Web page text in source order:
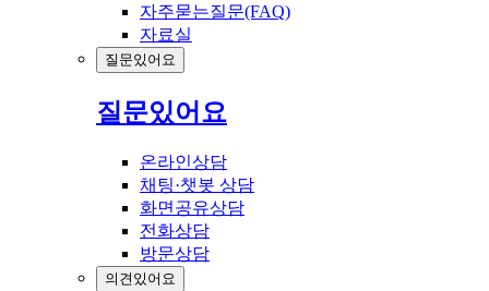
자주묻는질문(FAQ)
자료실
질문있어요
질문있어요
온라인상담
채팅·챗봇 상담
화면공유상담
전화상담
방문상담
의견있어요